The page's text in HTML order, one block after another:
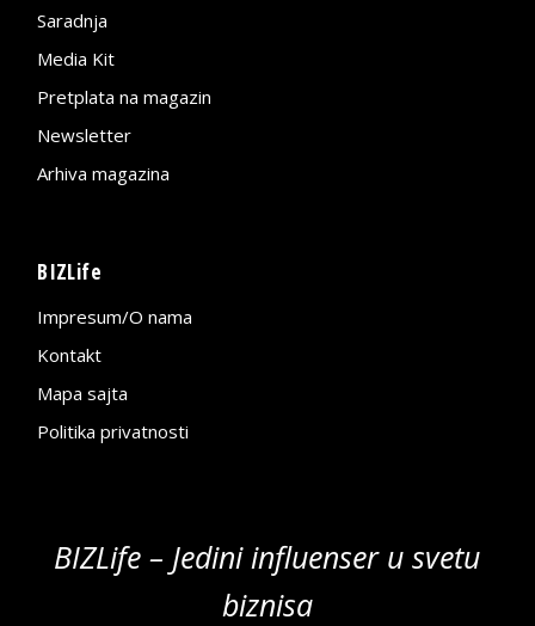
Saradnja
Media Kit
Pretplata na magazin
Newsletter
Arhiva magazina
BIZLife
Impresum/O nama
Kontakt
Mapa sajta
Politika privatnosti
BIZLife – Jedini influenser u svetu
biznisa